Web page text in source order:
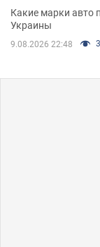
Какие марки авто
Украины
9.08.2026 22:48